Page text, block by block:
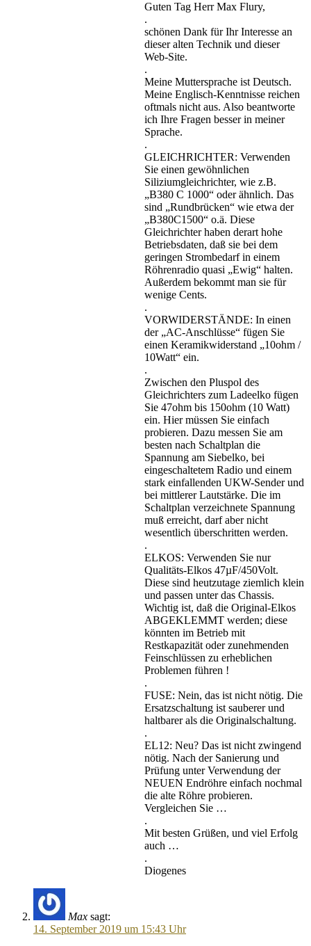
Guten Tag Herr Max Flury,
.
schönen Dank für Ihr Interesse an
dieser alten Technik und dieser
Web-Site.
.
Meine Muttersprache ist Deutsch.
Meine Englisch-Kenntnisse reichen
oftmals nicht aus. Also beantworte
ich Ihre Fragen besser in meiner
Sprache.
.
GLEICHRICHTER: Verwenden
Sie einen gewöhnlichen
Siliziumgleichrichter, wie z.B.
„B380 C 1000“ oder ähnlich. Das
sind „Rundbrücken“ wie etwa der
„B380C1500“ o.ä. Diese
Gleichrichter haben derart hohe
Betriebsdaten, daß sie bei dem
geringen Strombedarf in einem
Röhrenradio quasi „Ewig“ halten.
Außerdem bekommt man sie für
wenige Cents.
.
VORWIDERSTÄNDE: In einen
der „AC-Anschlüsse“ fügen Sie
einen Keramikwiderstand „10ohm /
10Watt“ ein.
.
Zwischen den Pluspol des
Gleichrichters zum Ladeelko fügen
Sie 47ohm bis 150ohm (10 Watt)
ein. Hier müssen Sie einfach
probieren. Dazu messen Sie am
besten nach Schaltplan die
Spannung am Siebelko, bei
eingeschaltetem Radio und einem
stark einfallenden UKW-Sender und
bei mittlerer Lautstärke. Die im
Schaltplan verzeichnete Spannung
muß erreicht, darf aber nicht
wesentlich überschritten werden.
.
ELKOS: Verwenden Sie nur
Qualitäts-Elkos 47µF/450Volt.
Diese sind heutzutage ziemlich klein
und passen unter das Chassis.
Wichtig ist, daß die Original-Elkos
ABGEKLEMMT werden; diese
könnten im Betrieb mit
Restkapazität oder zunehmenden
Feinschlüssen zu erheblichen
Problemen führen !
.
FUSE: Nein, das ist nicht nötig. Die
Ersatzschaltung ist sauberer und
haltbarer als die Originalschaltung.
.
EL12: Neu? Das ist nicht zwingend
nötig. Nach der Sanierung und
Prüfung unter Verwendung der
NEUEN Endröhre einfach nochmal
die alte Röhre probieren.
Vergleichen Sie …
.
Mit besten Grüßen, und viel Erfolg
auch …
.
Diogenes
Max sagt:
14. September 2019 um 15:43 Uhr